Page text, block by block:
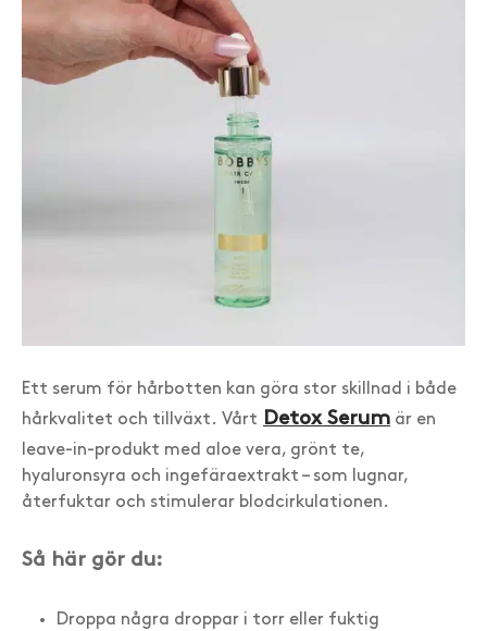
Ett serum för hårbotten kan göra stor skillnad i både
hårkvalitet och tillväxt. Vårt
Detox Serum är en
leave-in-produkt med aloe vera, grönt te,
hyaluronsyra och ingefäraextrakt – som lugnar,
återfuktar och stimulerar blodcirkulationen.
Så här gör du:
Droppa några droppar i torr eller fuktig